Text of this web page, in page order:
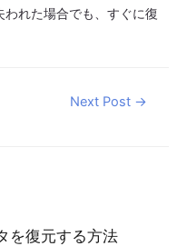
れた場合でも、すぐに復
Next Post →
を復元する方法